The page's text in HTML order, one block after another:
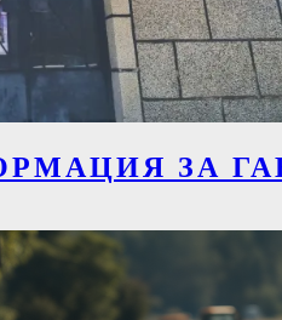
ЗА